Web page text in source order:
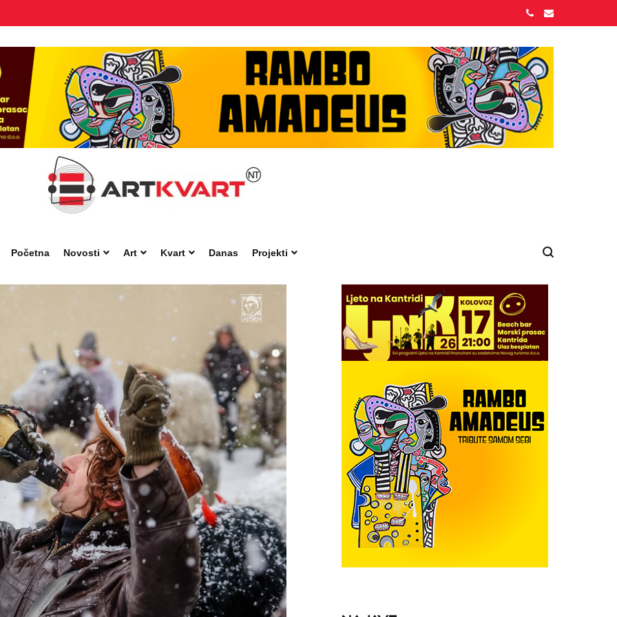
Početna
Novosti Art Kvart Danas Projekti